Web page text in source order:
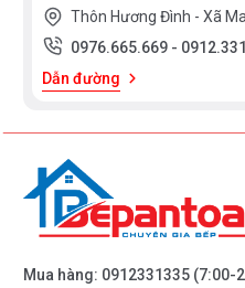
Thôn Hương Đình - Xã
0976.665.669 -
Dẫn đường
Mua hàng: 0912331335 (7:00-